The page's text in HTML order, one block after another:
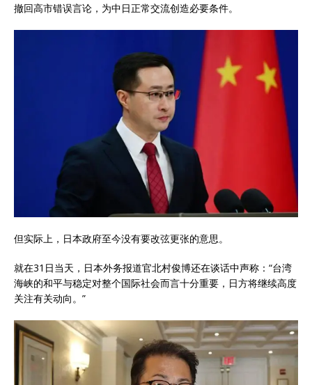
撤回高市错误言论，为中日正常交流创造必要条件。
但实际上，日本政府至今没有要改弦更张的意思。
就在31日当天，日本外务报道官北村俊博还在谈话中声称：“台湾
海峡的和平与稳定对整个国际社会而言十分重要，日方将继续高度
关注有关动向。”